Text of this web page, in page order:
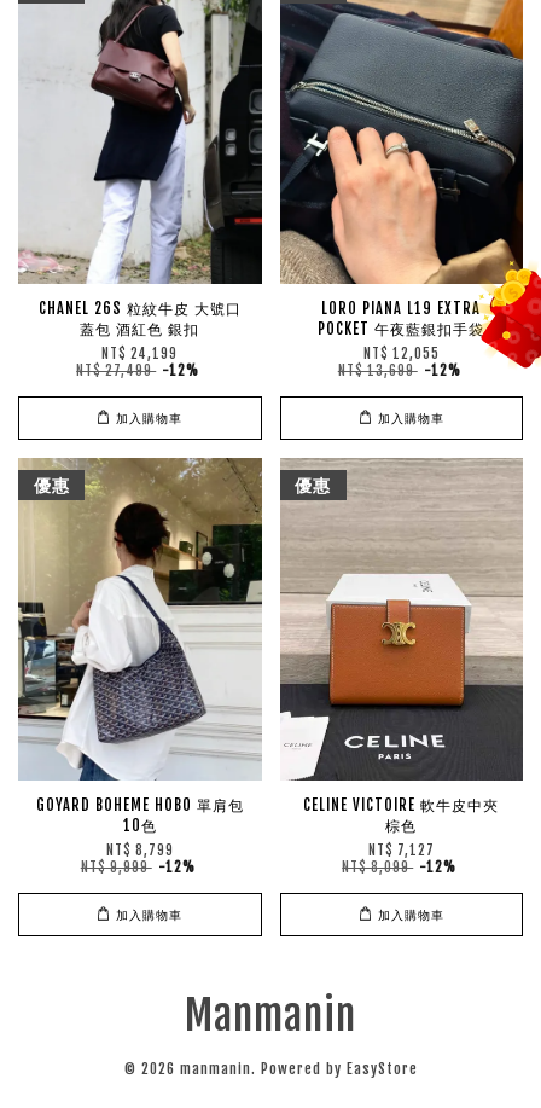
CHANEL 26S 粒紋牛皮 大號口
蓋包 酒紅色 銀扣
NT$ 24,199
NT$ 27,499 -12%
加入購物車
LORO PIANA L19 EXTRA
POCKET 午夜藍銀扣手袋
NT$ 12,055
NT$ 13,699 -12%
加入購物車
優惠
GOYARD BOHEME HOBO 單肩包
10色
NT$ 8,799
NT$ 9,999 -12%
加入購物車
優惠
CELINE VICTOIRE 軟牛皮中夾
棕色
NT$ 7,127
NT$ 8,099 -12%
加入購物車
Manmanin
© 2026 manmanin. Powered by EasyStore